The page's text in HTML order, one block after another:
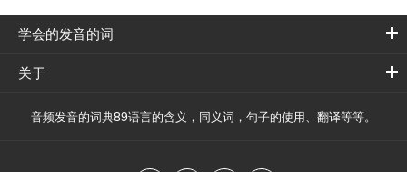
学会的发音的词
关于
音频发音的词典89语言的含义，同义词，句子的使用、翻译等等。